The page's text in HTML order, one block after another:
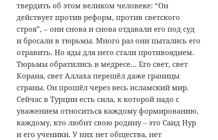
твердить об этом великом человеке: “Он
действует против реформ, против светского
строя”, – они снова и снова отдавали его под суд
и бросали в тюрьмы. Много раз они пытались его
отравить. Но яды для него стали противоядием.
Тюрьмы обратились в медресе… Его свет, свет
Корана, свет Аллаха перешёл даже границы
страны. Он прошёл через весь исламский мир.
Сейчас в Турции есть сила, к которой надо с
уважением относиться каждому формированию,
каждому, кто любит свою родину ‒ это Саид Нур
и его ученики. У них нет общества, нет